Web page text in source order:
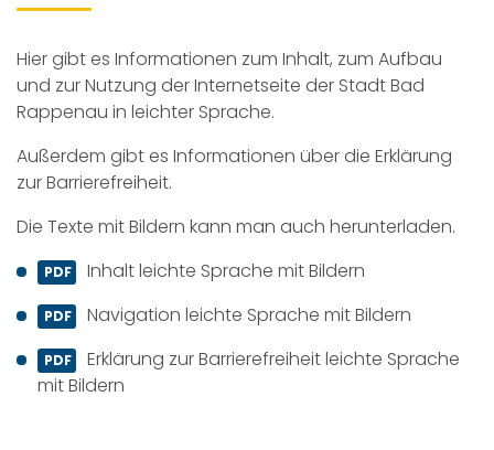
Hier gibt es Informationen zum Inhalt, zum Aufbau
und zur Nutzung der Internetseite der Stadt Bad
Rappenau in leichter Sprache.
Außerdem gibt es Informationen über die Erklärung
zur Barrierefreiheit.
Die Texte mit Bildern kann man auch herunterladen.
Inhaltleichte Sprache mit Bildern
Navigation leichte Sprache mit Bildern
Erklärung zur Barrierefreiheitleichte Sprache
mit Bildern